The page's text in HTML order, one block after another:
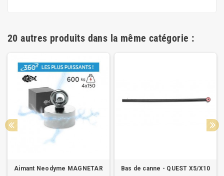
20 autres produits dans la même catégorie :
Aimant Neodyme MAGNETAR
Bas de canne - QUEST X5/X10